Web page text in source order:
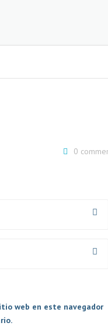
0
web en este navegador